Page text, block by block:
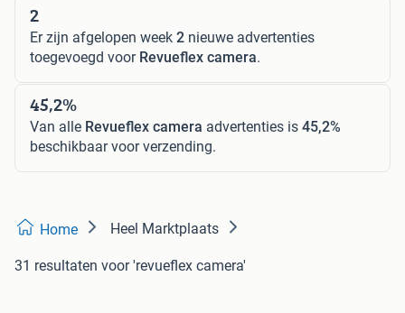
2
Er zijn afgelopen week 2 nieuwe advertenties
toegevoegd voor Revueflex camera.
45,2%
Van alle Revueflex camera advertenties is 45,2%
beschikbaar voor verzending.
Home Heel Marktplaats
31 resultaten voor 'revueflex camera'